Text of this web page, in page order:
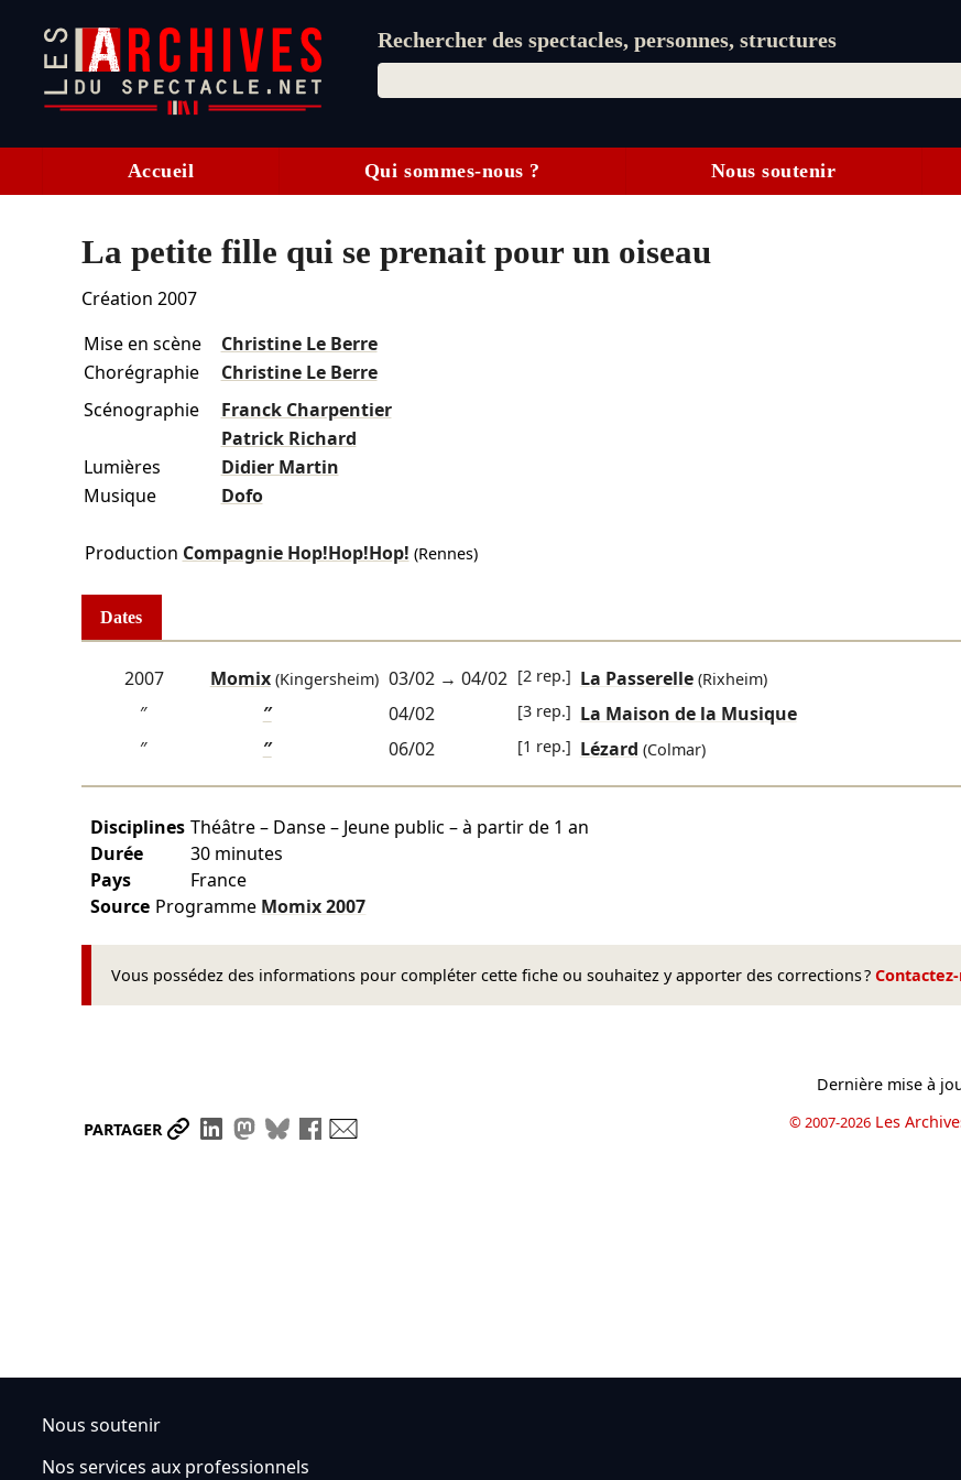
Rechercher des spectacles, personnes, structures
Accueil Qui sommes-nous ? Nous soutenir
La petite fille qui se prenait pour un oiseau
Création 2007
Mise en scène
Christine Le Berre
Chorégraphie
Christine Le Berre
Scénographie
Franck Charpentier
Patrick Richard
Lumières
Didier Martin
Musique
Dofo
Production Compagnie Hop!Hop!Hop! (Rennes)
Dates
2007 Momix(Kingersheim) 03/02→ 04/02 [2 rep.] La Passerelle (Rixheim)
″ ″ 04/02 [3 rep.] La Maison de la Musique
″
″ 06/02 [1 rep.] Lézard (Colmar)
Disciplines Théâtre – Danse – Jeune public – à partir de 1 an
Durée
30 minutes
Pays
France
Source Programme Momix2007
Vous possédez des informations pour compléter cette fiche ou souhaitez y apporter des corrections ?
PARTAGER Partager le lien
Partager sur LinkedIn
Partager sur Mastodon
Partager sur Bluesky
Partager sur Facebook
Dernière mise à
© 2007-2026 Les
Nous soutenir
Nos services aux professionnels